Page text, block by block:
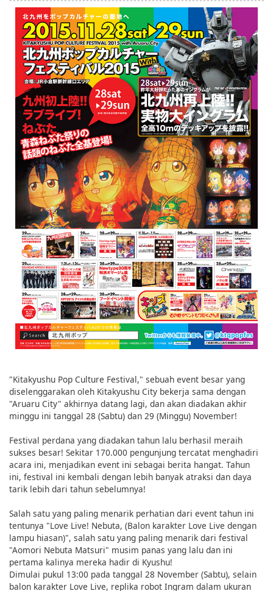
"Kitakyushu Pop Culture Festival," sebuah event besar yang
diselenggarakan oleh Kitakyushu City bekerja sama dengan
"Aruaru City" akhirnya datang lagi, dan akan diadakan akhir
minggu ini tanggal 28 (Sabtu) dan 29 (Minggu) November!
Festival perdana yang diadakan tahun lalu berhasil meraih
sukses besar! Sekitar 170.000 pengunjung tercatat menghadiri
acara ini, menjadikan event ini sebagai berita hangat. Tahun
ini, festival ini kembali dengan lebih banyak atraksi dan daya
tarik lebih dari tahun sebelumnya!
Salah satu yang paling menarik perhatian dari event tahun ini
tentunya "Love Live! Nebuta, (Balon karakter Love Live dengan
lampu hiasan)", salah satu yang paling menarik dari festival
"Aomori Nebuta Matsuri" musim panas yang lalu dan ini
pertama kalinya mereka hadir di Kyushu!
Dimulai pukul 13:00 pada tanggal 28 November (Sabtu), selain
balon karakter Love Live, replika robot Ingram dalam ukuran